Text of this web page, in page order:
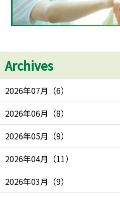
Archives
2026年07月 （6）
2026年06月 （8）
2026年05月 （9）
2026年04月 （11）
2026年03月 （9）